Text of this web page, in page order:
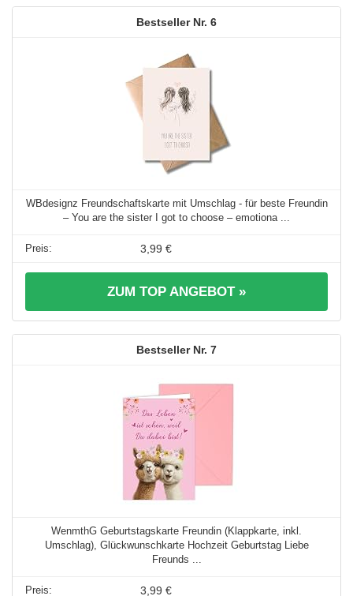
6
WBdesignz Freundschaftskarte mit Umschlag - für beste Freundin
– You are the sister I got to choose – emotiona ...
3,99 €
ZUM TOP ANGEBOT »
7
WenmthG Geburtstagskarte Freundin (Klappkarte, inkl.
Umschlag), Glückwunschkarte Hochzeit Geburtstag Liebe
Freunds ...
3,99 €